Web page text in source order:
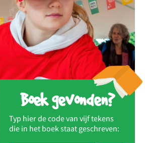
Boek gevonden?
Typ hier de code van vijf tekens
die in het boek staat geschreven: